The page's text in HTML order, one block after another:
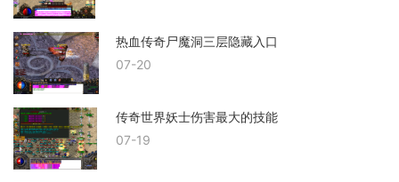
热血传奇尸魔洞三层隐藏入口
07-20
传奇世界妖士伤害最大的技能
07-19